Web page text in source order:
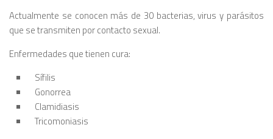
Actualmente se conocen más de 30 bacterias, virus y parásitos
que se transmiten por contacto sexual.
Enfermedades que tienen cura:
Sífilis
Gonorrea
Clamidiasis
Tricomoniasis